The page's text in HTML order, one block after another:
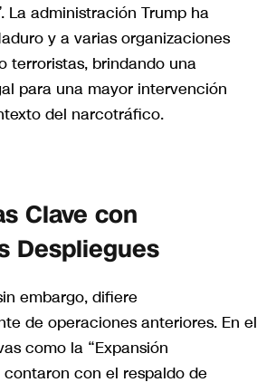
La administración Trump ha
y a varias organizaciones
terroristas, brindando una
para una mayor intervención
del narcotráfico.
Clave con
Despliegues
embargo, difiere
de operaciones anteriores. En el
como la “Expansión
con el respaldo de